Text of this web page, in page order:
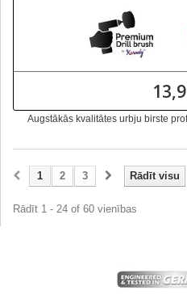
Augstākās kvalitātes urbju birste
Rādīt visu
1 2 3
Rādīt 1 - 24 of 60 vienības